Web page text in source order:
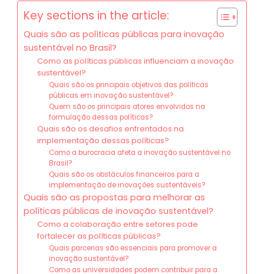
Key sections in the article:
Quais são as políticas públicas para inovação
sustentável no Brasil?
Como as políticas públicas influenciam a inovação
sustentável?
Quais são os principais objetivos das políticas
públicas em inovação sustentável?
Quem são os principais atores envolvidos na
formulação dessas políticas?
Quais são os desafios enfrentados na
implementação dessas políticas?
Como a burocracia afeta a inovação sustentável no
Brasil?
Quais são os obstáculos financeiros para a
implementação de inovações sustentáveis?
Quais são as propostas para melhorar as
políticas públicas de inovação sustentável?
Como a colaboração entre setores pode
fortalecer as políticas públicas?
Quais parcerias são essenciais para promover a
inovação sustentável?
Como as universidades podem contribuir para a